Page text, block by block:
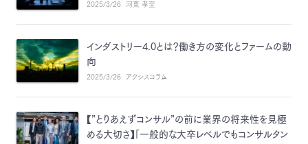
2025/3/26 河東 孝至
インダストリー4.0とは？働き方の変化とファームの動
向
2025/3/26 アクシスコラム
【”とりあえずコンサル”の前に業界の将来性を見極
める大切さ】「一般的な大卒レベルでもコンサルタン